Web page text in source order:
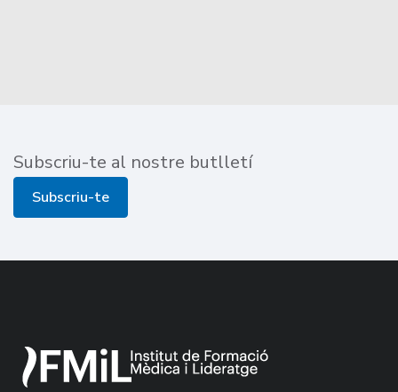
Subscriu-te al nostre butlletí
Subscriu-te